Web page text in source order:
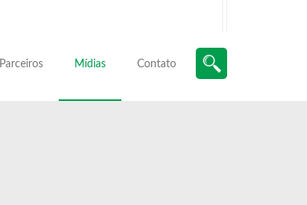
Parceiros Mídias Contato